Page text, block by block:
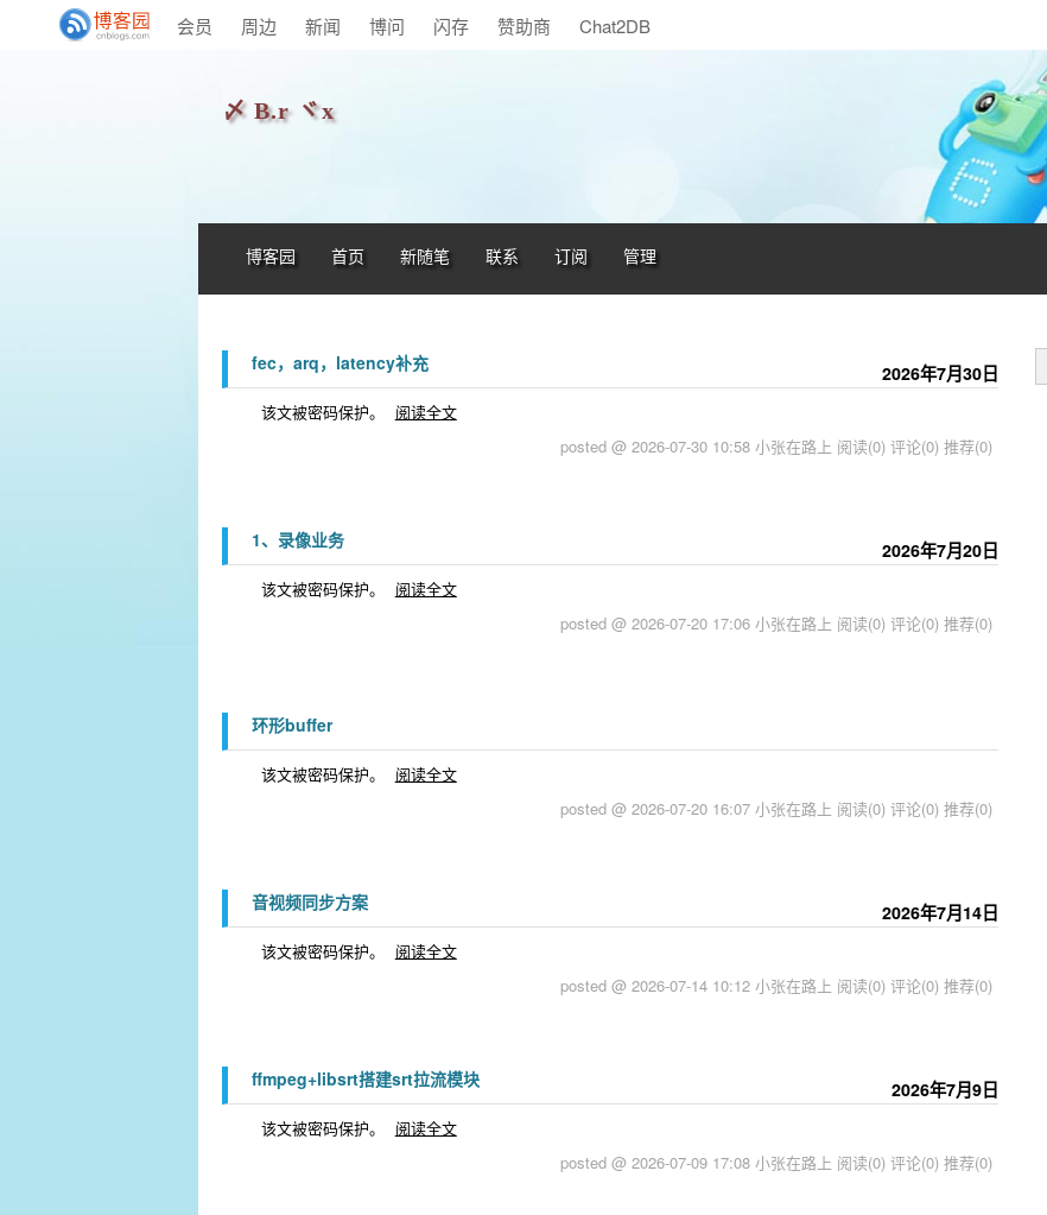
会员 周边 新闻 博问 闪存 赞助商 Chat2DB
〆 B.r ヾx
博客园 首页 新随笔 联系 订阅 管理
2026年7月30日
fec，arq，latency补充
该文被密码保护。
阅读全文
posted @ 2026-07-30 10:58 小张在路上 阅读(0) 评论(0) 推荐(0)
2026年7月20日
1、录像业务
该文被密码保护。
阅读全文
posted @ 2026-07-20 17:06 小张在路上 阅读(0) 评论(0) 推荐(0)
环形buffer
该文被密码保护。
阅读全文
posted @ 2026-07-20 16:07 小张在路上 阅读(0) 评论(0) 推荐(0)
2026年7月14日
音视频同步方案
该文被密码保护。
阅读全文
posted @ 2026-07-14 10:12 小张在路上 阅读(0) 评论(0) 推荐(0)
2026年7月9日
ffmpeg+libsrt搭建srt拉流模块
该文被密码保护。
阅读全文
posted @ 2026-07-09 17:08 小张在路上 阅读(0) 评论(0) 推荐(0)